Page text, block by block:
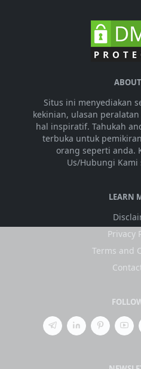
Situs ini menyediakan
kekinian, ulasan
hal inspiratif. Tahukah
terbuka untuk
orang seperti anda.
Us/Hubungi Kami
LEARN
Privacy
Terms and